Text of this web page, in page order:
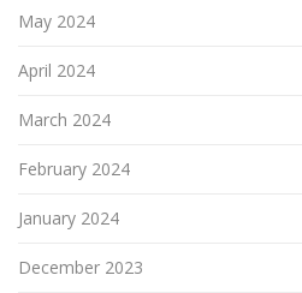
May 2024
April 2024
March 2024
February 2024
January 2024
December 2023